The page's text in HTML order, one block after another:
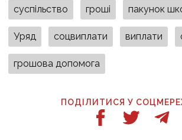
суспільство гроші пакунок
Уряд соцвиплати виплати
грошова допомога
ПОДІЛИТИСЯ У